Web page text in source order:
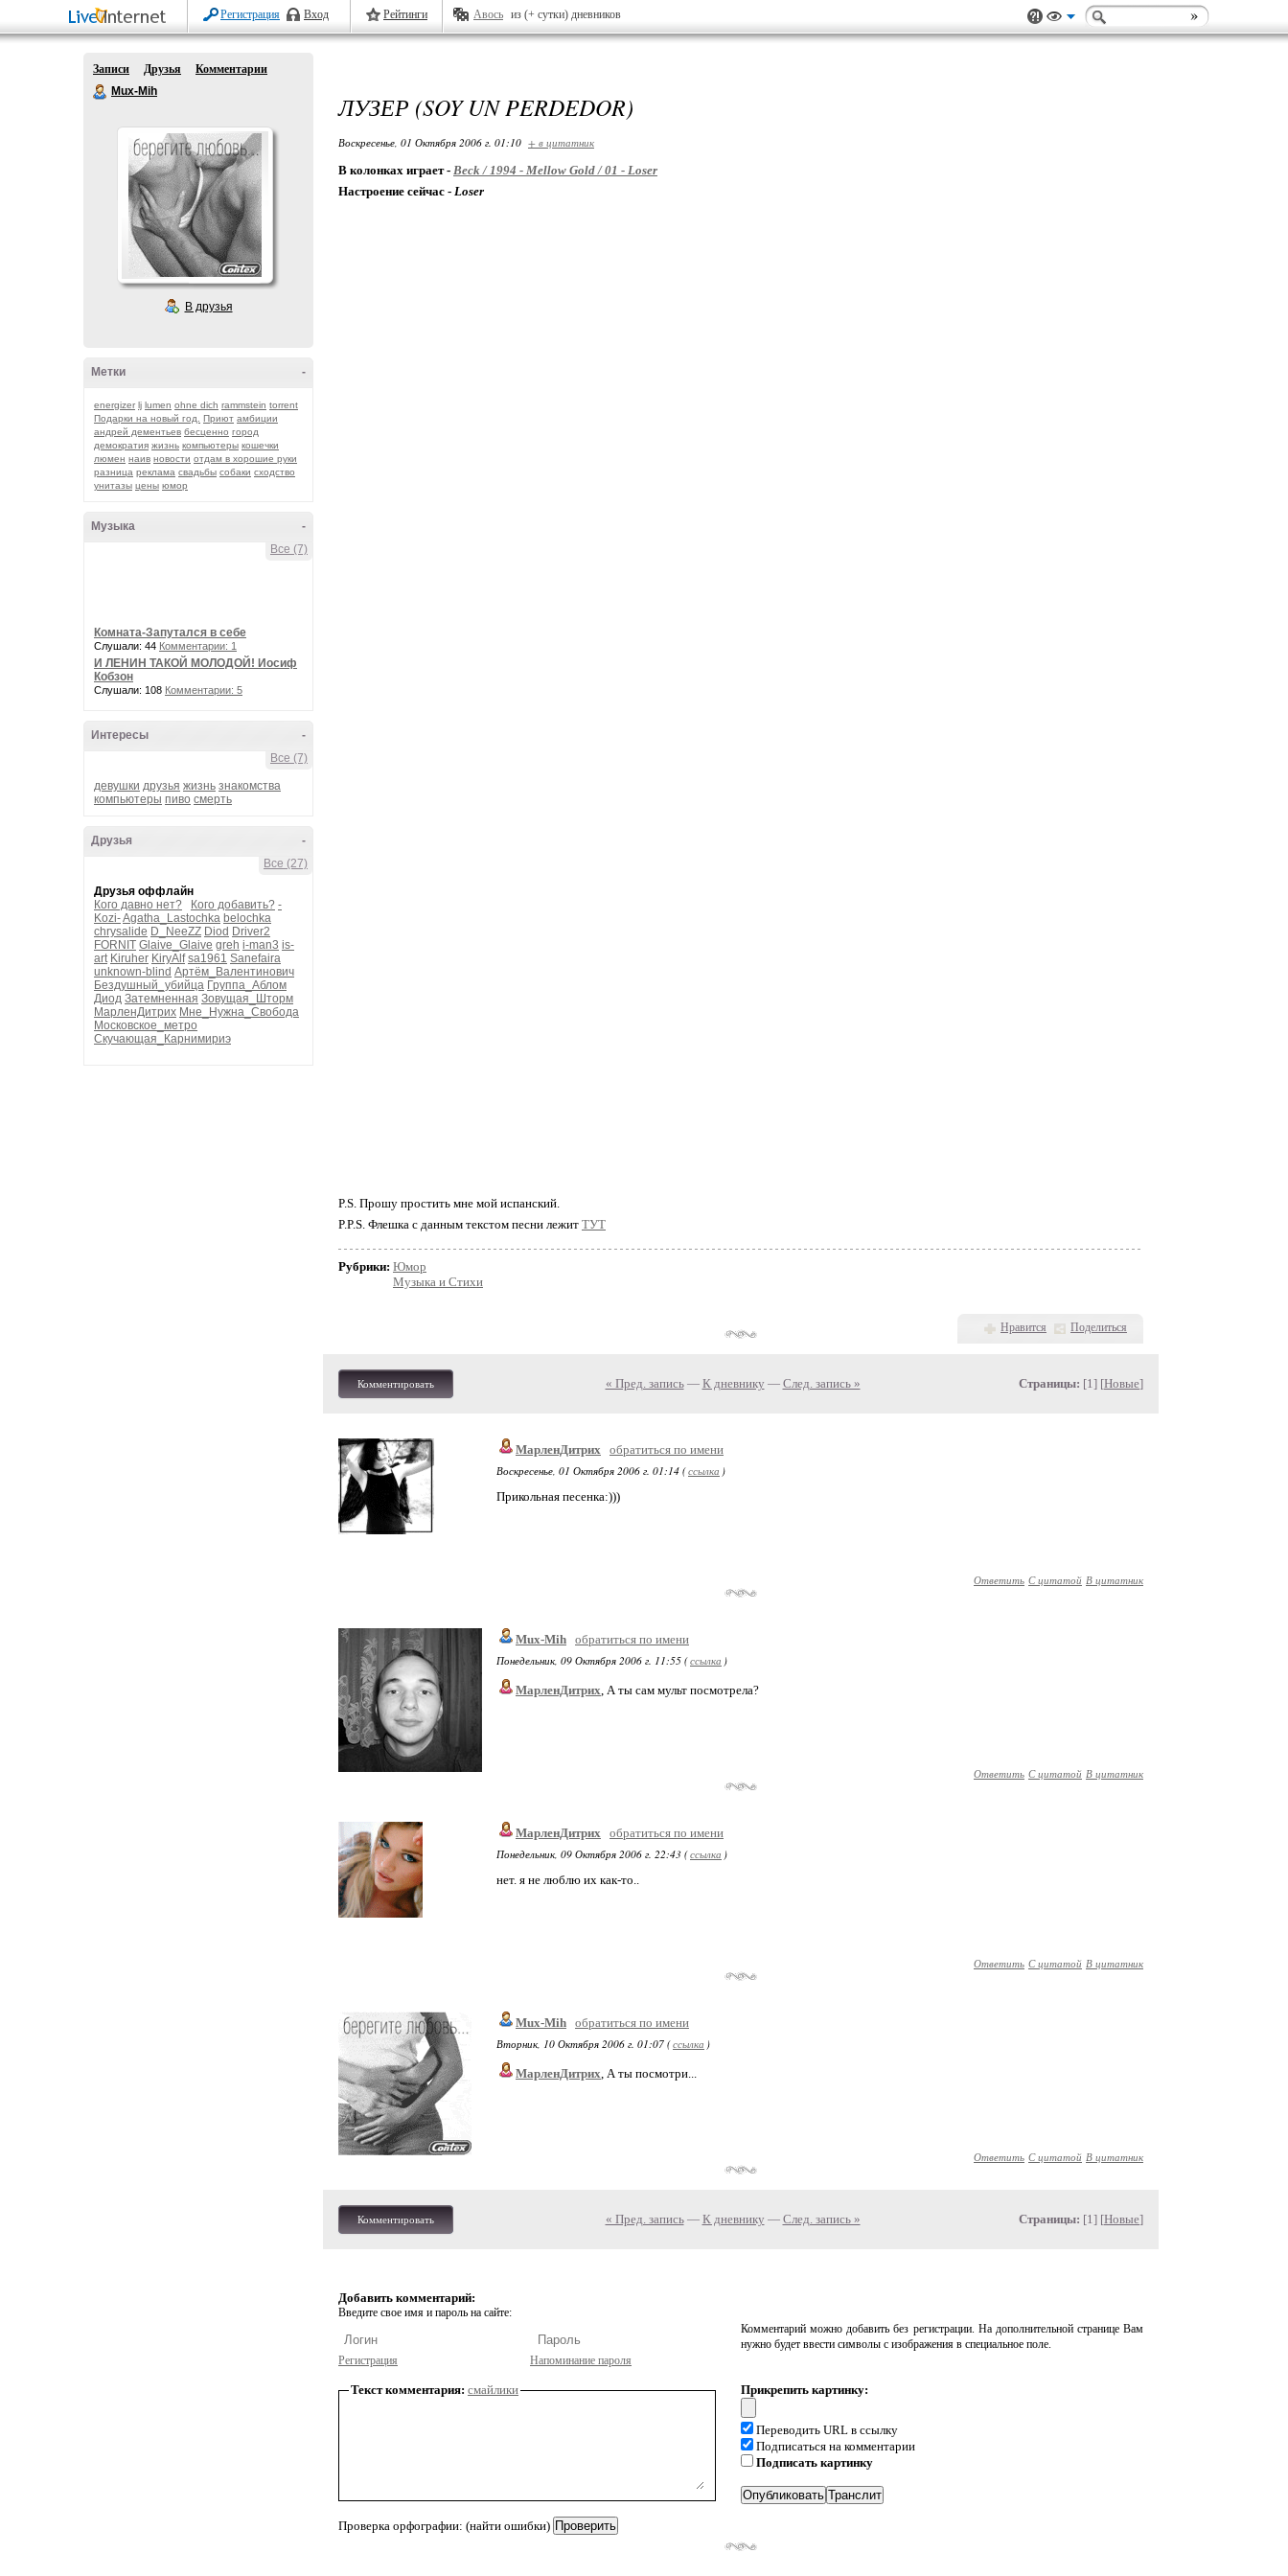
Регистрация Вход Рейтинги Авось из (+ сутки) дневников
Записи Друзья
Комментарии
Mux-Mih
В друзья
-
Метки
energizer lj lumen ohne dich rammstein torrent
Подарки на новый год.
Приют амбиции
андрей дементьев бесценно город
демократия жизнь компьютеры кошечки
люмен наив новости отдам в хорошие руки
разница реклама свадьбы собаки сходство
унитазы цены юмор
-
Музыка
Все (7)
Комната-Запутался в себе
Слушали: 44 Комментарии: 1
И ЛЕНИН ТАКОЙ МОЛОДОЙ! Иосиф
Кобзон
Слушали: 108 Комментарии: 5
-
Интересы
Все (7)
девушки друзья жизнь знакомства
компьютеры пиво смерть
-
Друзья
Все (27)
Друзья оффлайн
Кого давно нет?
Кого добавить? -
Kozi-Agatha_Lastochka belochka
chrysalide D_NeeZZ Diod Driver2
FORNIT Glaive_Glaive greh i-man3 is-
art Kiruher KiryAlf sa1961 Sanefaira
unknown-blind Артём_Валентинович
Бездушный_убийца Группа_Аблом
Диод Затемненная Зовущая_Шторм
МарленДитрих Мне_Нужна_Свобода
Московское_метро
Скучающая_Карнимириэ
ЛУЗЕР (SOY UN PERDEDOR)
Воскресенье, 01 Октября 2006 г. 01:10 + в цитатник
В колонках играет - Beck / 1994 - Mellow Gold / 01 - Loser
Настроение сейчас - Loser
P.S. Прошу простить мне мой испанский.
P.P.S. Флешка с данным текстом песни лежит ТУТ
Рубрики: Юмор
Музыка и Стихи
Нравится Поделиться
Комментировать « Пред. запись— К дневнику — След. запись » Страницы: [1] [Новые]
МарленДитрих обратиться по имени
Воскресенье, 01 Октября 2006 г. 01:14 (ссылка )
Прикольная песенка:)))
Ответить С цитатой В цитатник
Mux-Mih обратиться по имени
Понедельник, 09 Октября 2006 г. 11:55 (ссылка )
МарленДитрих, А ты сам мульт посмотрела?
Ответить С цитатой В цитатник
МарленДитрих обратиться по имени
Понедельник, 09 Октября 2006 г. 22:43 (ссылка )
нет. я не люблю их как-то..
Ответить С цитатой В цитатник
Mux-Mih обратиться по имени
Вторник, 10 Октября 2006 г. 01:07 (ссылка )
МарленДитрих, А ты посмотри...
Ответить С цитатой В цитатник
Комментировать « Пред. запись— К дневнику — След. запись » Страницы: [1] [Новые]
Добавить комментарий:
Введите свое имя и пароль на сайте:
Регистрация Напоминание пароля
Комментарий можно добавить без регистрации. На дополнительной странице Вам
нужно будет ввести символы с изображения в специальное поле.
Текст комментария: смайлики
Проверка орфографии: (найти ошибки)
Прикрепить картинку:
Переводить URL в ссылку
Подписаться на комментарии
Подписать картинку